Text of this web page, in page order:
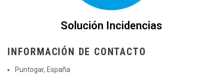
Solución Incidencias
INFORMACIÓN DE CONTACTO
Puntogar, España